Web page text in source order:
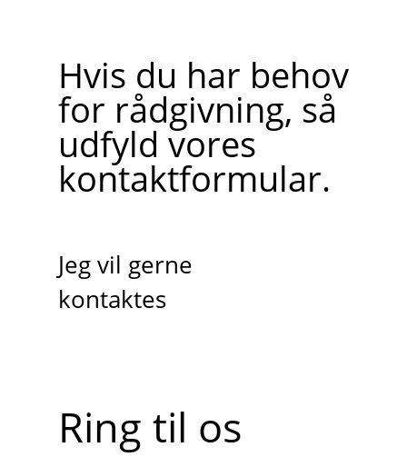
Hvis du har behov
for rådgivning, så
udfyld vores
kontaktformular.
Jeg vil gerne
kontaktes
Ring til os